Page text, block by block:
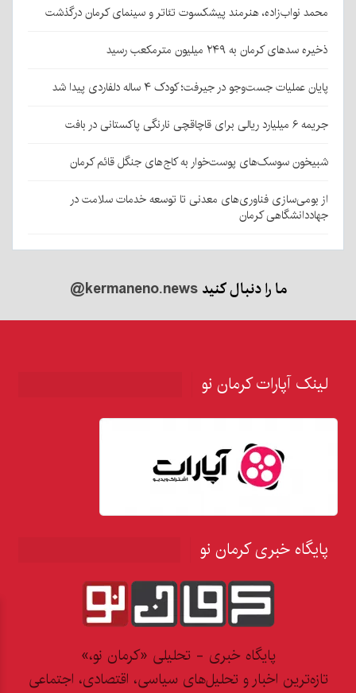
محمد نواب‌زاده، هنرمند پیشکسوت تئاتر و سینمای کرمان درگذشت
ذخیره سدهای کرمان به ۲۴۹ میلیون مترمکعب رسید
پایان عملیات جست‌وجو در جیرفت؛ کودک ۴ ساله دلفاردی پیدا شد
جریمه ۶ میلیارد ریالی برای قاچاقچی نارنگی پاکستانی در بافت
شبیخون سوسک‌های پوست‌خوار به کاج‌های جنگل قائم کرمان
از بومی‌سازی فناوری‌های معدنی تا توسعه خدمات سلامت در
جهاددانشگاهی کرمان
ما را دنبال کنید@kermaneno.news
لینک آپارات کرمان نو
پایگاه خبری کرمان نو
پایگاه خبری - تحلیلی «کرمان نو،»
تازه‌ترین اخبار و تحلیل‌های سیاسی، اقتصادی، اجتماعی